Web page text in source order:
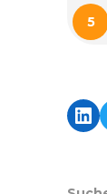
5